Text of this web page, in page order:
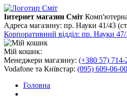
Інтернет магазин Сміт Комп'ютерна
Адреса магазину: пр. Науки 41/43
Корпоративний відділ: пр. Науки 47/
Мій кошик:
Менеджери магазину: (+380 57)
Vodafone та Київстар: (095) 609-06-
Головна